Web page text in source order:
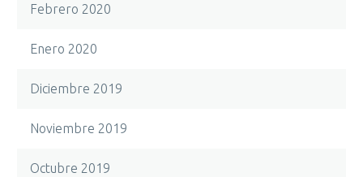
Febrero 2020
Enero 2020
Diciembre 2019
Noviembre 2019
Octubre 2019